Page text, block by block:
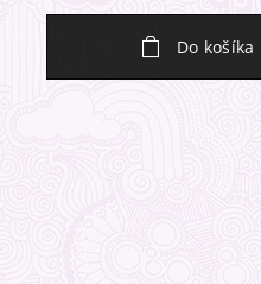
Do košíka